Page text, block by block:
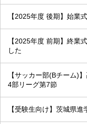
【2025年度 後期】始業式
【2025年度 前期】終業
した
【サッカー部(Bチーム)
4部リーグ第7節
【受験生向け】茨城県